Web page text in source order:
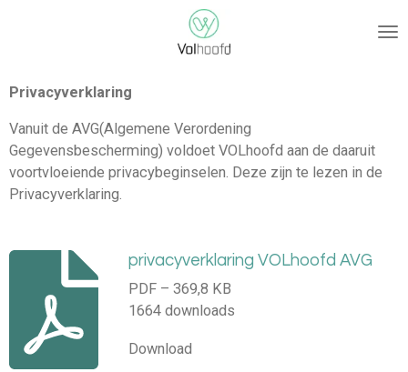
de
Privacyverklaring
Vanuit de AVG(Algemene Verordening
Gegevensbescherming) voldoet VOLhoofd aan de daaruit
voortvloeiende privacybeginselen. Deze zijn te lezen in de
Privacyverklaring.
privacyverklaring VOLhoofd AVG
PDF – 369,8 KB
1664 downloads
Download